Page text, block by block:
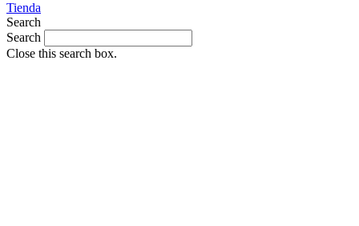
Tienda
Search
Search
Close this search box.